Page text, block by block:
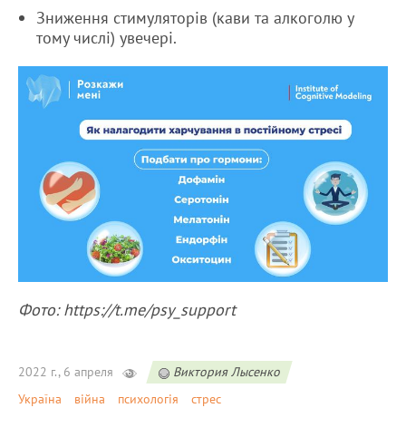
Зниження стимуляторів (кави та алкоголю у
тому числі) увечері.
Фото: https://t.me/psy_support
2022 г., 6 апреля
Виктория Лысенко
Україна
війна психологія стрес